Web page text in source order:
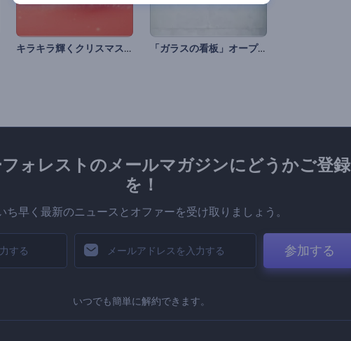
キラキラ輝くクリスマスツリーの紹介 「ガラスの看板」オープニング動画
ォレストのメールマガジンにどうかご登録
を！
ち早く最新のニュースとオファーを受け取りましょう。
参加する
いつでも簡単に解約できます。